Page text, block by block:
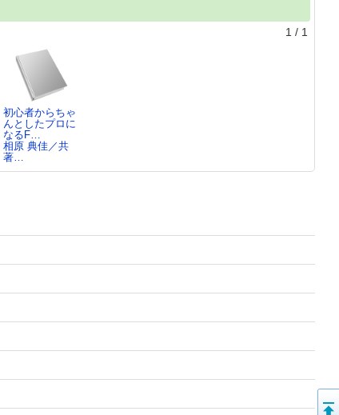
1 / 1
初心者からちゃ
んとしたプロに
なるF…
相原 典佳／共
著…